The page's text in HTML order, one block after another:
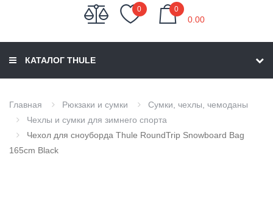
0 0
0.00
КАТАЛОГ THULE
Главная Рюкзаки и сумки
Сумки, чехлы, чемоданы
Чехлы и сумки для зимнего спорта
Чехол для сноуборда Thule RoundTrip Snowboard Bag
165cm Black